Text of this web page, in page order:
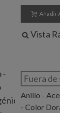
Añadir
Vista
Fuera
Anillo -
- Color